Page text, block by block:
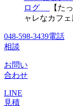
ログ
【た
ャレなカフ
048-598-3439電話
相談
お問い
合わせ
LINE
見積